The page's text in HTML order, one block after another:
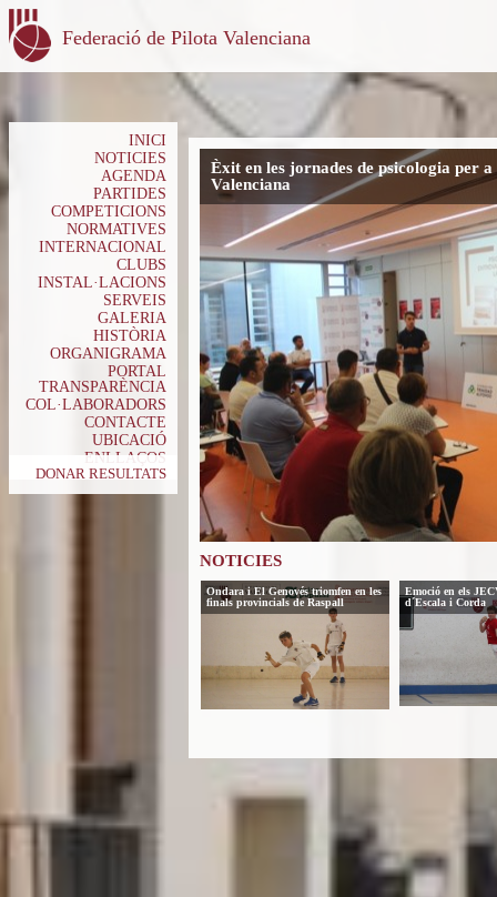
Federació de Pilota Valenciana
INICI
NOTICIES
AGENDA
PARTIDES
COMPETICIONS
NORMATIVES
INTERNACIONAL
CLUBS
INSTAL·LACIONS
SERVEIS
GALERIA
HISTÒRIA
ORGANIGRAMA
PORTAL
TRANSPARÈNCIA
COL·LABORADORS
CONTACTE
UBICACIÓ
ENLLAÇOS
DONAR RESULTATS
Èxit en les jornades de psicologia per
Valenciana
NOTICIES
Ondara i El Genovés triomfen en les
finals provincials de Raspall
Emoció en els
d´Escala i Corda